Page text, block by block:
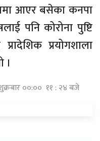
आएर बसेका कनपा
पनि कोरोना पुष्टि
प्रयोगशाला
।
००:०० ११ : २४ बजे